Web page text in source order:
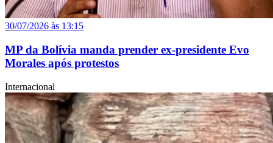
30/07/2026 às 13:15
MP da Bolívia manda prender ex-presidente Evo
Morales após protestos
Internacional